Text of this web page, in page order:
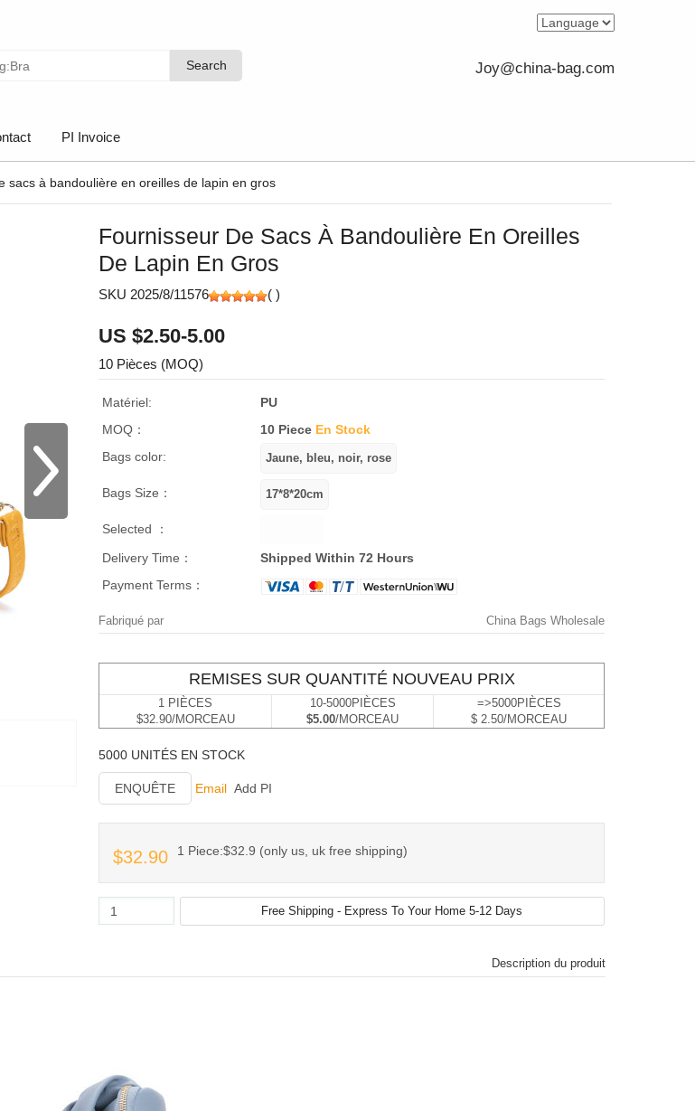
Search
Search Joy@china-bag.com
PI Invoice
sacs à bandoulière en oreilles de lapin en gros
Fournisseur De Sacs À Bandoulière En Oreilles
De Lapin En Gros
SKU 2025/8/11576 ( )
US $2.50-5.00
10 Pièces (MOQ)
Matériel:
PU
MOQ：
10 Piece En Stock
Bags color:
Bags Size：
Selected ：
Delivery Time：
Shipped Within 72 Hours
Payment Terms：
Fabriqué par China Bags Wholesale
REMISES SUR QUANTITÉ NOUVEAU PRIX
1 PIÈCES
$32.90/MORCEAU
10-5000PIÈCES
$5.00/MORCEAU
=>5000PIÈCES
$ 2.50/MORCEAU
5000 UNITÉS EN STOCK
ENQUÊTE Email Add PI
$32.90 1 Piece:$32.9 (only us, uk free shipping)
Description du produit